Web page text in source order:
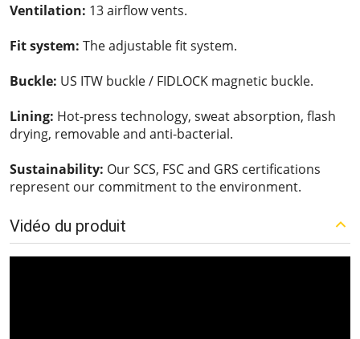
Ventilation: 13 airflow vents.
Fit system: The adjustable fit system.
Buckle: US ITW buckle / FIDLOCK magnetic buckle.
Lining: Hot-press technology, sweat absorption, flash
drying, removable and anti-bacterial.
Sustainability: Our SCS, FSC and GRS certifications
represent our commitment to the environment.
Vidéo du produit